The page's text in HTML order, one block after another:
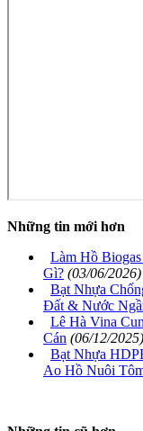
Những tin mới hơn
Làm Hồ
Gì? (03/06/2026)
Bạt Nhựa
Đất & Nước
Lê Hà Vina
Cán (06/12/2025)
Bạt Nhựa
Ao Hồ Nuôi